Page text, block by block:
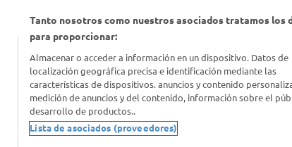
Gift cards empresariales
Tanto nosotros como nuestros asociados tratamos los
para proporcionar:
Almacenar o acceder a información en un dispositivo. Datos de
localización geográfica precisa e identificación mediante las
características de dispositivos. anuncios y contenido
medición de anuncios y del contenido, información sobre el
desarrollo de productos..
Lista de asociados (proveedores)